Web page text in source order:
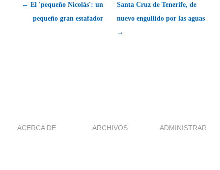
← El 'pequeño Nicolás': un
pequeño gran estafador
Santa Cruz de Tenerife, de
nuevo engullido por las aguas
→
ACERCA DE ARCHIVOS ADMINISTRAR